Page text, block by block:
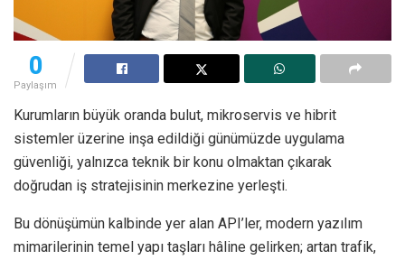
0
Paylaşım
Kurumların büyük oranda bulut, mikroservis ve hibrit
sistemler üzerine inşa edildiği günümüzde uygulama
güvenliği, yalnızca teknik bir konu olmaktan çıkarak
doğrudan iş stratejisinin merkezine yerleşti.
Bu dönüşümün kalbinde yer alan API’ler, modern yazılım
mimarilerinin temel yapı taşları hâline gelirken; artan trafik,